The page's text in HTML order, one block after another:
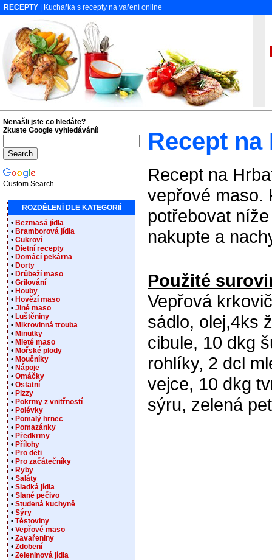
RECEPTY | Kuchařka s recepty na vaření online
Recept na
Recept na
vepřové maso.
potřebovat
nakupte a
Použité
Vepřová
sádlo, olej,4ks
cibule, 10 dkg
rohlíky, 2 dcl
vejce, 10 dkg
sýru, zelená
Nenašli jste co hledáte?
Zkuste Google vyhledávání!
Custom Search
ROZDĚLENÍ DLE KATEGORIÍ
• Bezmasá jídla
• Bramborová jídla
• Cukroví
• Dietní recepty
• Domácí pekárna
• Dorty
• Drůbeží maso
• Grilování
• Houby
• Hovězí maso
• Jiné maso
• Luštěniny
• Mikrovlnná trouba
• Minutky
• Mleté maso
• Mořské plody
• Moučníky
• Nápoje
• Omáčky
• Ostatní
• Pizzy
• Pokrmy z vnitřností
• Polévky
• Pomalý hrnec
• Pomazánky
• Předkrmy
• Přílohy
• Pro děti
• Pro začátečníky
• Ryby
• Saláty
• Sladká jídla
• Slané pečivo
• Studená kuchyně
• Sýry
• Těstoviny
• Vepřové maso
• Zavařeniny
• Zdobení
• Zeleninová jídla